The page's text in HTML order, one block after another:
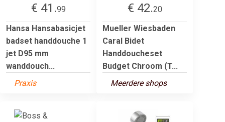
€ 41.99
Hansa Hansabasicjet
badset handdouche 1
jet D95 mm
wanddouch...
Praxis
€ 42.20
Mueller Wiesbaden
Caral Bidet
Handdoucheset
Budget Chroom (T...
Meerdere shops